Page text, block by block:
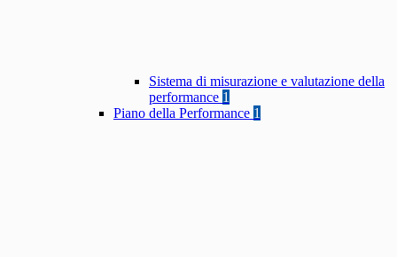
Sistema di misurazione e valutazione della
performance 1
Piano della Performance 1